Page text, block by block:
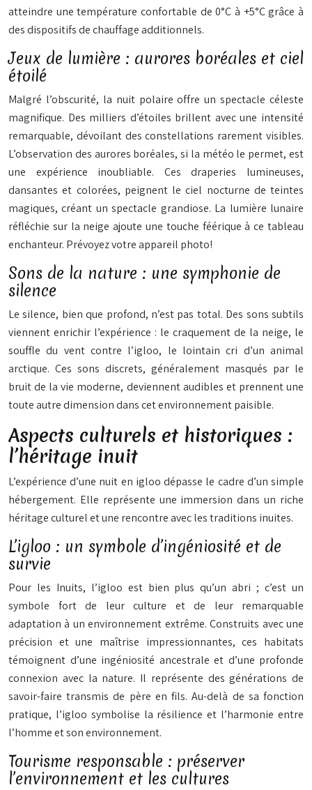
atteindre une température confortable de 0°C à +5°C grâce à
des dispositifs de chauffage additionnels.
Jeux de lumière : aurores boréales et ciel
étoilé
Malgré l’obscurité, la nuit polaire offre un spectacle céleste
magnifique. Des milliers d’étoiles brillent avec une intensité
remarquable, dévoilant des constellations rarement visibles.
L’observation des aurores boréales, si la météo le permet, est
une expérience inoubliable. Ces draperies lumineuses,
dansantes et colorées, peignent le ciel nocturne de teintes
magiques, créant un spectacle grandiose. La lumière lunaire
réfléchie sur la neige ajoute une touche féérique à ce tableau
enchanteur. Prévoyez votre appareil photo!
Sons de la nature : une symphonie de
silence
Le silence, bien que profond, n’est pas total. Des sons subtils
viennent enrichir l’expérience : le craquement de la neige, le
souffle du vent contre l’igloo, le lointain cri d’un animal
arctique. Ces sons discrets, généralement masqués par le
bruit de la vie moderne, deviennent audibles et prennent une
toute autre dimension dans cet environnement paisible.
Aspects culturels et historiques :
l’héritage inuit
L’expérience d’une nuit en igloo dépasse le cadre d’un simple
hébergement. Elle représente une immersion dans un riche
héritage culturel et une rencontre avec les traditions inuites.
L’igloo : un symbole d’ingéniosité et de
survie
Pour les Inuits, l’igloo est bien plus qu’un abri ; c’est un
symbole fort de leur culture et de leur remarquable
adaptation à un environnement extrême. Construits avec une
précision et une maîtrise impressionnantes, ces habitats
témoignent d’une ingéniosité ancestrale et d’une profonde
connexion avec la nature. Il représente des générations de
savoir-faire transmis de père en fils. Au-delà de sa fonction
pratique, l’igloo symbolise la résilience et l’harmonie entre
l’homme et son environnement.
Tourisme responsable : préserver
l’environnement et les cultures